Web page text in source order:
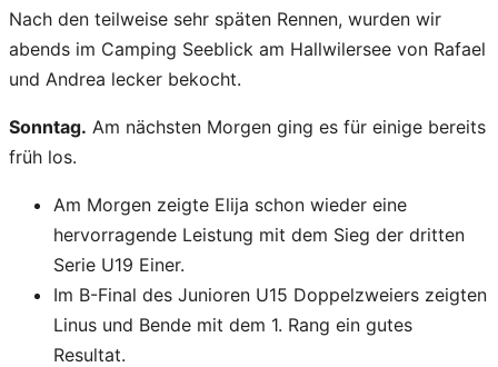
Nach den teilweise sehr späten Rennen, wurden wir
abends im Camping Seeblick am Hallwilersee von Rafael
und Andrea lecker bekocht.
Sonntag. Am nächsten Morgen ging es für einige bereits
früh los.
Am Morgen zeigte Elija schon wieder eine
hervorragende Leistung mit dem Sieg der dritten
Serie U19 Einer.
Im B-Final des Junioren U15 Doppelzweiers zeigten
Linus und Bende mit dem 1. Rang ein gutes
Resultat.